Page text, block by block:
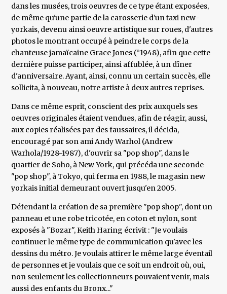
dans les musées, trois oeuvres de ce type étant exposées,
de même qu'une partie de la carosserie d'un taxi new-
yorkais, devenu ainsi oeuvre artistique sur roues, d'autres
photos le montrant occupé à peindre le corps de la
chanteuse jamaïcaine Grace Jones (°1948), afin que cette
dernière puisse participer, ainsi affublée, à un dîner
d'anniversaire. Ayant, ainsi, connu un certain succès, elle
sollicita, à nouveau, notre artiste à deux autres reprises.
Dans ce même esprit, conscient des prix auxquels ses
oeuvres originales étaient vendues, afin de réagir, aussi,
aux copies réalisées par des faussaires, il décida,
encouragé par son ami Andy Warhol (Andrew
Warhola/1928-1987), d'ouvrir sa "pop shop", dans le
quartier de Soho, à New York, qui précéda une seconde
"pop shop", à Tokyo, qui ferma en 1988, le magasin new
yorkais initial demeurant ouvert jusqu'en 2005.
Défendant la création de sa première "pop shop", dont un
panneau et une robe tricotée, en coton et nylon, sont
exposés à "Bozar", Keith Haring écrivit : "Je voulais
continuer le même type de communication qu'avec les
dessins du métro. Je voulais attirer le même large éventail
de personnes et je voulais que ce soit un endroit où, oui,
non seulement les collectionneurs pouvaient venir, mais
aussi des enfants du Bronx..."